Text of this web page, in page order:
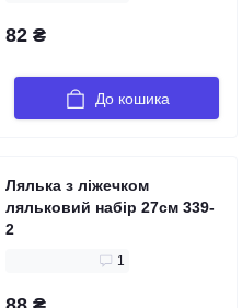
82 ₴
До кошика
Лялька з ліжечком
ляльковий набір 27см 339-
2
1